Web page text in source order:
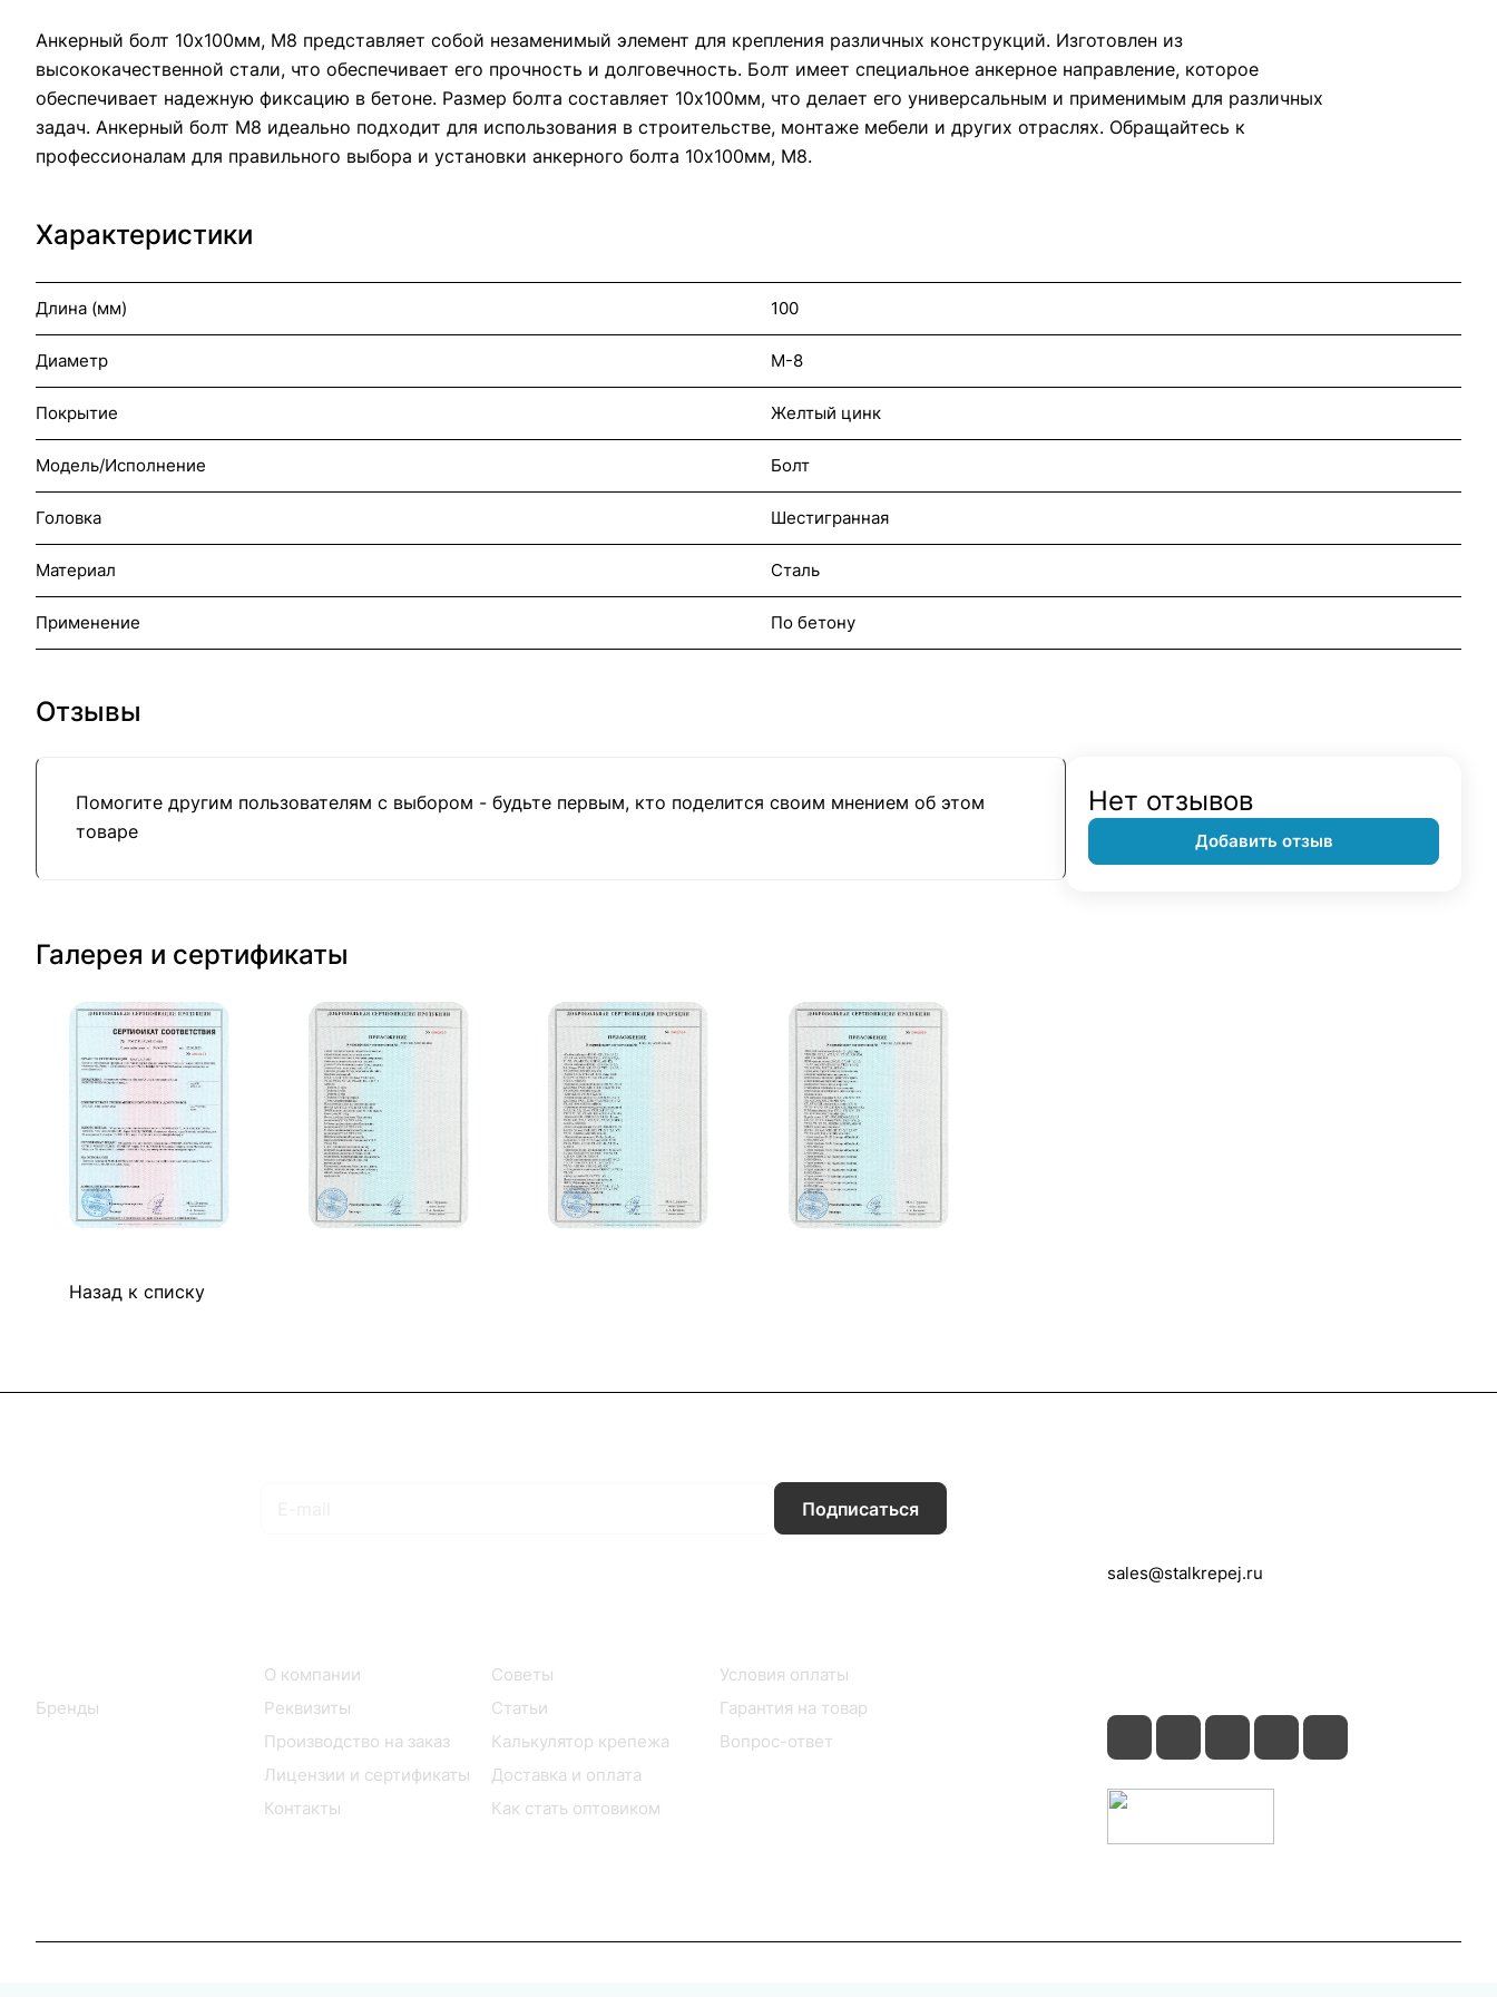
Анкерный болт 10х100мм, М8 представляет собой незаменимый элемент для крепления различных конструкций. Изготовлен из
высококачественной стали, что обеспечивает его прочность и долговечность. Болт имеет специальное анкерное направление, которое
обеспечивает надежную фиксацию в бетоне. Размер болта составляет 10х100мм, что делает его универсальным и применимым для различных
задач. Анкерный болт М8 идеально подходит для использования в строительстве, монтаже мебели и других отраслях. Обращайтесь к
профессионалам для правильного выбора и установки анкерного болта 10х100мм, М8.
Характеристики
Длина (мм) 100
Диаметр М-8
Покрытие Желтый цинк
Модель/Исполнение Болт
Головка Шестигранная
Материал Сталь
Применение По бетону
Отзывы
Помогите другим пользователям с выбором - будьте первым, кто поделится своим мнением об этом
товаре
Нет отзывов
Добавить отзыв
Галерея и сертификаты
Назад к списку
Подписаться
Бренды
О компании
Реквизиты
Производство на заказ
Лицензии и сертификаты
Контакты
Советы
Статьи
Калькулятор крепежа
Доставка и оплата
Как стать оптовиком
Условия оплаты
Гарантия на товар
Вопрос-ответ
sales@stalkrepej.ru